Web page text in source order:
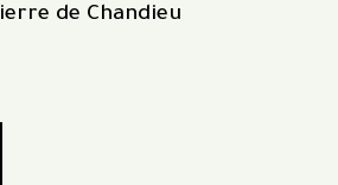
de Chandieu